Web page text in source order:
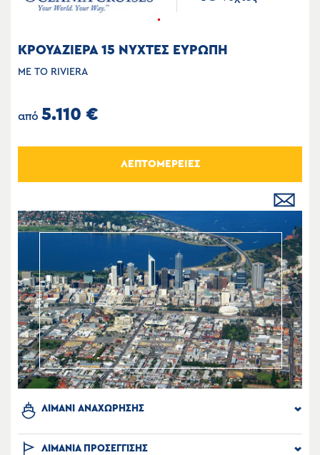
ΚΡΟΥΑΖΙΕΡΑ 15 ΝΥΧΤΕΣ ΕΥΡΩΠΗ
ΜΕ ΤΟ RIVIERA
από 5.110 €
ΛΕΠΤΟΜΕΡΕΙΕΣ
ΛΙΜΑΝΙ ΑΝΑΧΩΡΗΣΗΣ
ΛΙΜΑΝΙΑ ΠΡΟΣΕΓΓΙΣΗΣ